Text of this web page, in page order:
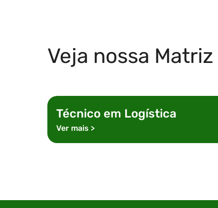
Veja nossa
Técnico em Logística
Ver mais >